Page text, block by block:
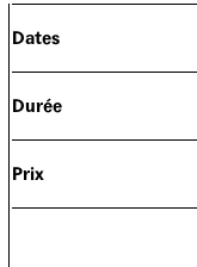
Dates
Durée
Prix